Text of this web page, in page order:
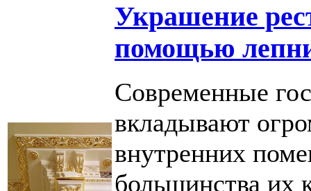
Украшение
помощью
Современные
вкладывают
внутренних
большинства их